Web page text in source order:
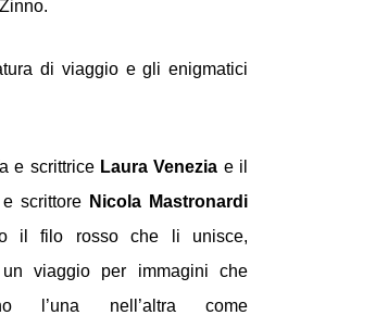
di viaggio e gli enigmatici
e scrittrice Laura Venezia e il
scrittore
il filo rosso che li unisce,
un viaggio per immagini che
l’una nell’altra come